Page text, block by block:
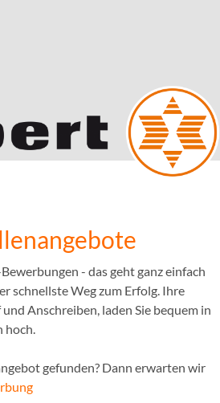
- das geht ganz einfach
schnellste Weg zum Erfolg. Ihre
Anschreiben, laden Sie bequem in
hoch.
gefunden? Dann erwarten wir